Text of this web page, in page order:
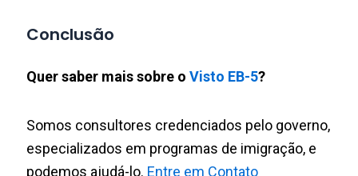
Conclusão
Quer saber mais sobre o Visto EB-5?
Somos consultores credenciados pelo governo,
especializados em programas de imigração, e
podemos ajudá-lo. Entre em Contato